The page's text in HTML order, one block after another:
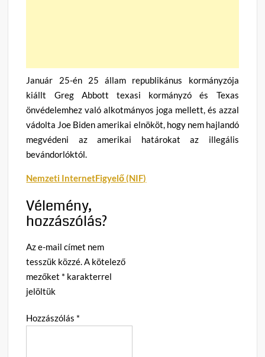
Január 25-én 25 állam republikánus kormányzója
kiállt Greg Abbott texasi kormányzó és Texas
önvédelemhez való alkotmányos joga mellett, és azzal
vádolta Joe Biden amerikai elnököt, hogy nem hajlandó
megvédeni az amerikai határokat az illegális
bevándorlóktól.
Nemzeti InternetFigyelő (NIF)
Vélemény,
hozzászólás?
Az e-mail címet nem
tesszük közzé.A kötelező
mezőket * karakterrel
jelöltük
Hozzászólás *